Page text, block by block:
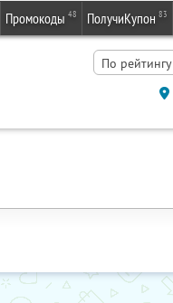
Промокоды 48 ПолучиКупон 83
По рейтингу